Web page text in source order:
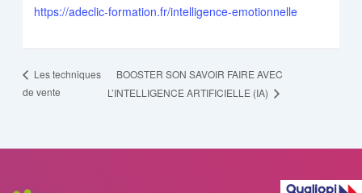
https://adeclic-formation.fr/intelligence-emotionnelle
Les techniques
de vente
BOOSTER SON SAVOIR FAIRE AVEC
L’INTELLIGENCE ARTIFICIELLE (IA)